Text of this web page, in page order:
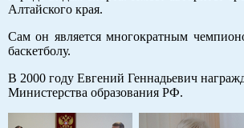
Алтайского края.
Сам он является многократным
баскетболу.
В 2000 году Евгений Геннадьевич
Министерства образования РФ.